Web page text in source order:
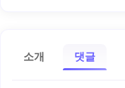
소개 댓글